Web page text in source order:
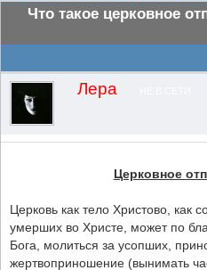
Что такое церковное
Лера
Церковное
Церковь как тело Христово, как
умерших во Христе, может по
Бога, молиться за усопших,
жертвоприношение (вынимать